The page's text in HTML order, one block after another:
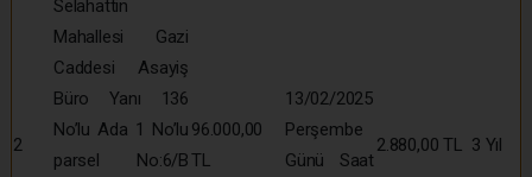
2
Selahattin
Mahallesi Gazi
Caddesi Asayiş
Büro Yanı 136
No’lu Ada 1 No’lu
parsel No:6/B
96.000,00
TL
13/02/2025
Perşembe
Günü Saat
2.880,00 TL 3 Yıl